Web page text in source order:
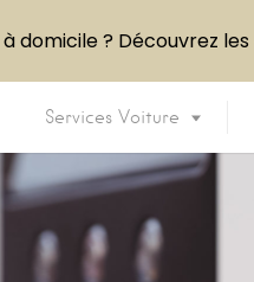
Services Voiture
à domicile ? Découvrez les